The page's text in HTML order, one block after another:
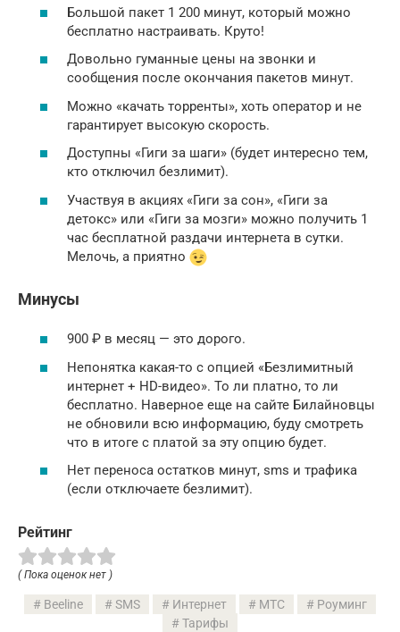
Большой пакет 1 200 минут, который можно
бесплатно настраивать. Круто!
Довольно гуманные цены на звонки и
сообщения после окончания пакетов минут.
Можно «качать торренты», хоть оператор и не
гарантирует высокую скорость.
Доступны «Гиги за шаги» (будет интересно тем,
кто отключил безлимит).
Участвуя в акциях «Гиги за сон», «Гиги за
детокс» или «Гиги за мозги» можно получить 1
час бесплатной раздачи интернета в сутки.
Мелочь, а приятно
Минусы
900 ₽ в месяц — это дорого.
Непонятка какая-то с опцией «Безлимитный
интернет + HD-видео». То ли платно, то ли
бесплатно. Наверное еще на сайте Билайновцы
не обновили всю информацию, буду смотреть
что в итоге с платой за эту опцию будет.
Нет переноса остатков минут, sms и трафика
(если отключаете безлимит).
Рейтинг
( Пока оценок нет )
Beeline SMS Интернет МТС
Роуминг
Тарифы